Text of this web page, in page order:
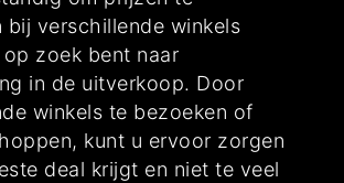
bij verschillende winkels
op zoek bent naar
in de uitverkoop. Door
winkels te bezoeken of
kunt u ervoor zorgen
deal krijgt en niet te veel